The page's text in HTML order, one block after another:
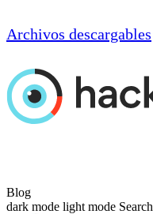
Archivos descargables
Blog
dark mode light mode Search